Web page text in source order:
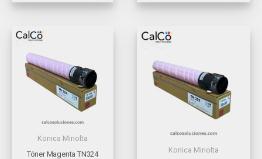
Konica Minolta
Tóner Magenta TN324
Konica Minolta